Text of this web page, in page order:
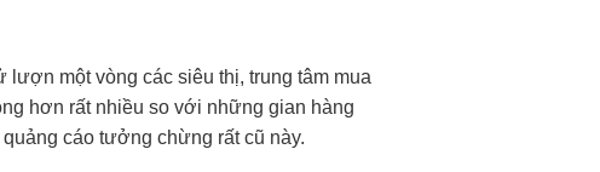
lượn một vòng các siêu thị, trung tâm mua
hơn rất nhiều so với những gian hàng
cáo tưởng chừng rất cũ này.